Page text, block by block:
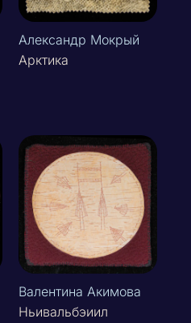
Александр Мокрый
Арктика
Валентина Акимова
Ньивальбэиил